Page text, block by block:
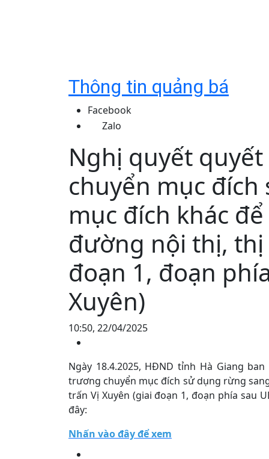
Thông tin quảng bá
Facebook
Zalo
Nghị quyết
chuyển mục
mục đích khác
đường nội thị, thị
đoạn 1, đoạn
Xuyên)
10:50, 22/04/2025
Ngày 18.4.2025, HĐND tỉnh Hà Giang
trương chuyển mục đích sử dụng rừng
trấn Vị Xuyên (giai đoạn 1, đoạn phía sau
đây:
Nhấn vào đây để xem